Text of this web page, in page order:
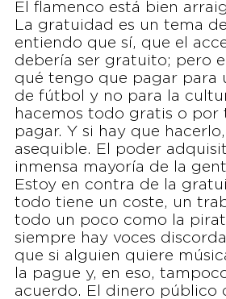
El flamenco está bien
La gratuidad es un tema
entiendo que sí, que el
debería ser gratuito; pero
qué tengo que pagar para
de fútbol y no para la
hacemos todo gratis o por
pagar. Y si hay que
asequible. El poder
inmensa mayoría de la
Estoy en contra de la
todo tiene un coste, un
todo un poco como la
siempre hay voces
que si alguien quiere
la pague y, en eso,
acuerdo. El dinero público